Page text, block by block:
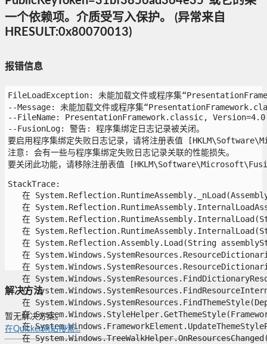
一个依赖项。介质受写入保护。 (异常来自
HRESULT:0x80070013)
报错信息
FileLoadException: 未能加载文件或程序集
--Message: 未能加载文件或程序集
--FileName: PresentationFramework.classic,
--FusionLog: 警告: 程序集绑定日志记录被关闭。
要启用程序集绑定失败日志记录，请将注册表值
注意: 会有一些与程序集绑定失败日志记录关联的性能损失。
要关闭此功能，请移除注册表值
StackTrace:
在
在
在
在
在 System.Reflection.Assembly.Load(String
在
在
在
在
在
在
在
在
解决方法
暂无解决方案。
在Quicker网站搜索...